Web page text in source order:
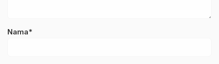
Nama*